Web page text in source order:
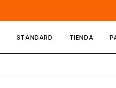
STANDARD TIENDA